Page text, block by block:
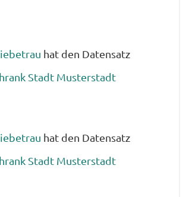
hat den Datensatz
Stadt Musterstadt
hat den Datensatz
Stadt Musterstadt